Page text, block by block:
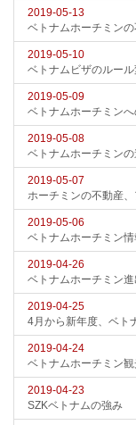
2019-05-13
ベトナムホーチミン
2019-05-10
ベトナムビザのルー
2019-05-09
ベトナムホーチミン
2019-05-08
ベトナムホーチミン
2019-05-07
ホーチミンの不動産
2019-05-06
ベトナムホーチミン
2019-04-26
ベトナムホーチミン
2019-04-25
4月から新年度、ベト
2019-04-24
ベトナムホーチミン
2019-04-23
SZKベトナムの強み